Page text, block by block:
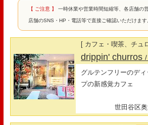
【 ご注意 】 一時休業や営業時間短縮等、各店舗の
店舗のSNS・HP・電話等で直接ご確認いただけます
[ カフェ・喫茶、チュ
drippin' churros
グルテンフリーのデ
プの新感覚カフェ
世田谷区